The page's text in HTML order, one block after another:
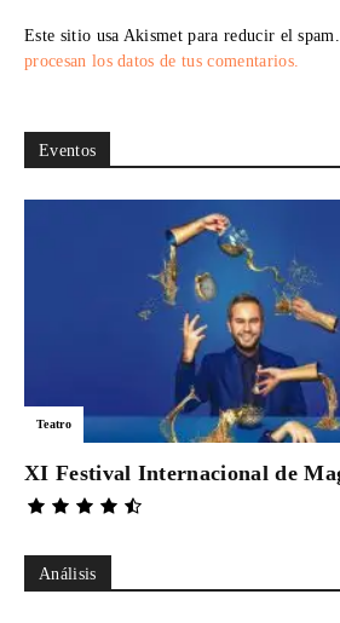
Este sitio usa Akismet para reducir el spam.
procesan los datos de tus comentarios.
Eventos
Teatro
XI Festival Internacional de
Análisis